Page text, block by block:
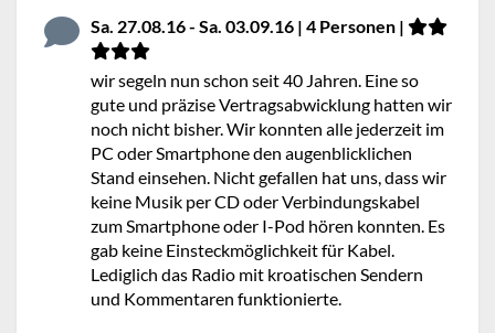
Sa. 27.08.16 - Sa. 03.09.16 | 4 Personen |
wir segeln nun schon seit 40 Jahren. Eine so
gute und präzise Vertragsabwicklung hatten wir
noch nicht bisher. Wir konnten alle jederzeit im
PC oder Smartphone den augenblicklichen
Stand einsehen. Nicht gefallen hat uns, dass wir
keine Musik per CD oder Verbindungskabel
zum Smartphone oder I-Pod hören konnten. Es
gab keine Einsteckmöglichkeit für Kabel.
Lediglich das Radio mit kroatischen Sendern
und Kommentaren funktionierte.